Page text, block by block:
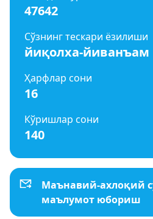
47642
Сўзнинг тескари ёзилиши
йиқолха-йиванъам
Ҳарфлар сони
16
Кўришлар сони
140
Маънавий-ахлоқий
маълумот юбориш